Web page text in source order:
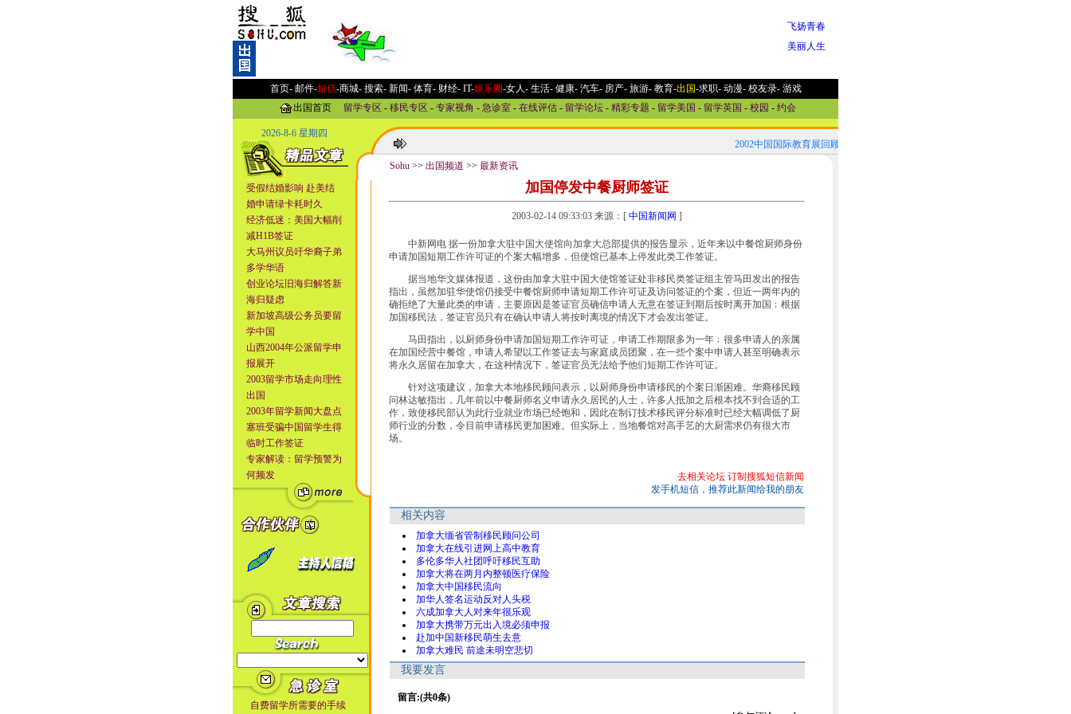
飞扬青春
美丽人生
首页- 邮件-短信-商城- 搜索-新闻- 体育-财经- IT-娱乐圈-女人-生活- 健康-汽车-房产- 旅游-教育-出国-求职-动漫- 校友录- 游戏
出国首页
留学专区- 移民专区- 专家视角 - 急诊室- 在线评估- 留学论坛- 精彩专题 - 留学美国 - 留学英国 - 校园 - 约会
2026-8-6 星期四
受假结婚影响 赴美结
婚申请绿卡耗时久
经济低迷：美国大幅削
减H1B签证
大马州议员吁华裔子弟
多学华语
创业论坛旧海归解答新
海归疑虑
新加坡高级公务员要留
学中国
山西2004年公派留学申
报展开
2003留学市场走向理性
出国
2003年留学新闻大盘点
塞班受骗中国留学生得
临时工作签证
专家解读：留学预警为
何频发
自费留学所需要的手续
2002中国国际教育展回顾！
Sohu >> 出国频道 >> 最新资讯
加国停发中餐厨师签证
2003-02-14 09:33:03 来源：[ 中国新闻网 ]
中新网电 据一份加拿大驻中国大使馆向加拿大总部提供的报告显示，近年来以中餐馆厨师身份
申请加国短期工作许可证的个案大幅增多，但使馆已基本上停发此类工作签证。
据当地华文媒体报道，这份由加拿大驻中国大使馆签证处非移民类签证组主管马田发出的报告
指出，虽然加驻华使馆仍接受中餐馆厨师申请短期工作许可证及访问签证的个案，但近一两年内的
确拒绝了大量此类的申请，主要原因是签证官员确信申请人无意在签证到期后按时离开加国﹔根据
加国移民法，签证官员只有在确认申请人将按时离境的情况下才会发出签证。
马田指出，以厨师身份申请加国短期工作许可证，申请工作期限多为一年﹔很多申请人的亲属
在加国经营中餐馆，申请人希望以工作签证去与家庭成员团聚，在一些个案中申请人甚至明确表示
将永久居留在加拿大，在这种情况下，签证官员无法给予他们短期工作许可证。
针对这项建议，加拿大本地移民顾问表示，以厨师身份申请移民的个案日渐困难。华裔移民顾
问林达敏指出，几年前以中餐厨师名义申请永久居民的人士，许多人抵加之后根本找不到合适的工
作，致使移民部认为此行业就业市场已经饱和，因此在制订技术移民评分标准时已经大幅调低了厨
师行业的分数，令目前申请移民更加困难。但实际上，当地餐馆对高手艺的大厨需求仍有很大市
场。
去相关论坛 订制搜狐短信新闻
发手机短信，推荐此新闻给我的朋友
相关内容
加拿大缅省管制移民顾问公司
加拿大在线引进网上高中教育
多伦多华人社团呼吁移民互助
加拿大将在两月内整顿医疗保险
加拿大中国移民流向
加华人签名运动反对人头税
六成加拿大人对来年很乐观
加拿大携带万元出入境必须申报
赴加中国新移民萌生去意
加拿大难民 前途未明空悲切
我要发言
留言:(共0条)